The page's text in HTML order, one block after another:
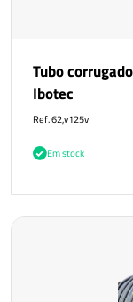
Tubo
Ibotec
Ref. 62,v125v
Em stock